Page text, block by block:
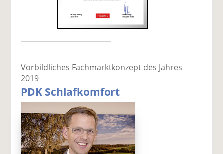
Vorbildliches Fachmarktkonzept des Jahres
2019
PDK Schlafkomfort